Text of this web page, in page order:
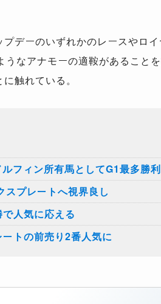
デーのいずれかのレースやロイ
なアナモーの適鞍があること
触れている。
フィン所有馬としてG1最多勝利
スプレートへ視界良し
人気に応える
トの前売り2番人気に